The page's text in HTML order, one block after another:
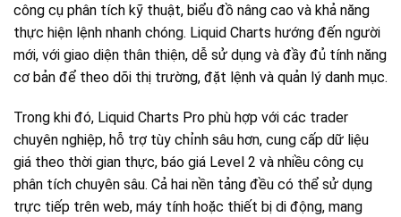
công cụ phân tích kỹ thuật, biểu đồ nâng cao và khả năng
thực hiện lệnh nhanh chóng. Liquid Charts hướng đến người
mới, với giao diện thân thiện, dễ sử dụng và đầy đủ tính năng
cơ bản để theo dõi thị trường, đặt lệnh và quản lý danh mục.
Trong khi đó, Liquid Charts Pro phù hợp với các trader
chuyên nghiệp, hỗ trợ tùy chỉnh sâu hơn, cung cấp dữ liệu
giá theo thời gian thực, báo giá Level 2 và nhiều công cụ
phân tích chuyên sâu. Cả hai nền tảng đều có thể sử dụng
trực tiếp trên web, máy tính hoặc thiết bị di động, mang